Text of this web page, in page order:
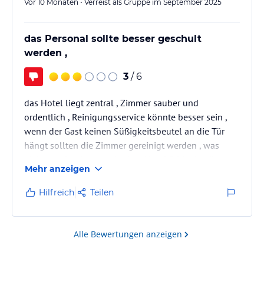
Vor 10 Monaten • Verreist als Gruppe im September 2025
das Personal sollte besser geschult
werden ,
3 / 6
das Hotel liegt zentral , Zimmer sauber und
ordentlich , Reinigungsservice könnte besser sein ,
wenn der Gast keinen Süßigkeitsbeutel an die Tür
hängt sollten die Zimmer gereinigt werden , was
Hotelbar !!!! wenn Gruppen abends zurück kommen
möchte man gerne noch mit der Gruppe
zusammensitzen bei einem Glas , das ist ein großes
Manko . 4 Sterne sind zu viel , beim Frühstück sollte
das Personal die verlassenen Tische besser
Mehr anzeigen
Hilfreich Teilen
Alle Bewertungen anzeigen